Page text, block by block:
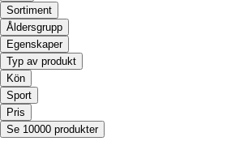
Sortiment
Åldersgrupp
Egenskaper
Typ av produkt
Kön
Sport
Pris
Se 10000 produkter